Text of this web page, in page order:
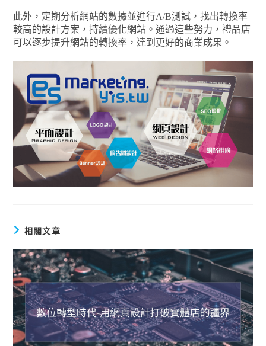
此外，定期分析網站的數據並進行A/B測試，找出轉換率
較高的設計方案，持續優化網站。通過這些努力，禮品店
可以逐步提升網站的轉換率，達到更好的商業成果。
相關文章